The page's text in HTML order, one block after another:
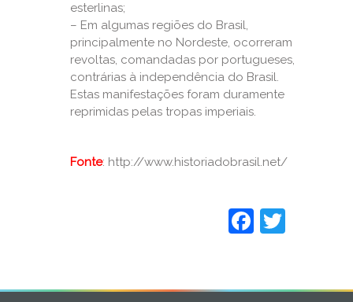
esterlinas;
– Em algumas regiões do Brasil,
principalmente no Nordeste, ocorreram
revoltas, comandadas por portugueses,
contrárias à independência do Brasil.
Estas manifestações foram duramente
reprimidas pelas tropas imperiais.
Fonte: http://www.historiadobrasil.net/